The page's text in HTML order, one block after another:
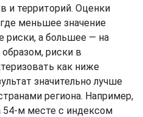
и территорий. Оценки
меньшее значение
риски, а большее — на
риски в
как ниже
значительно лучше
региона. Например,
54-м месте с индексом